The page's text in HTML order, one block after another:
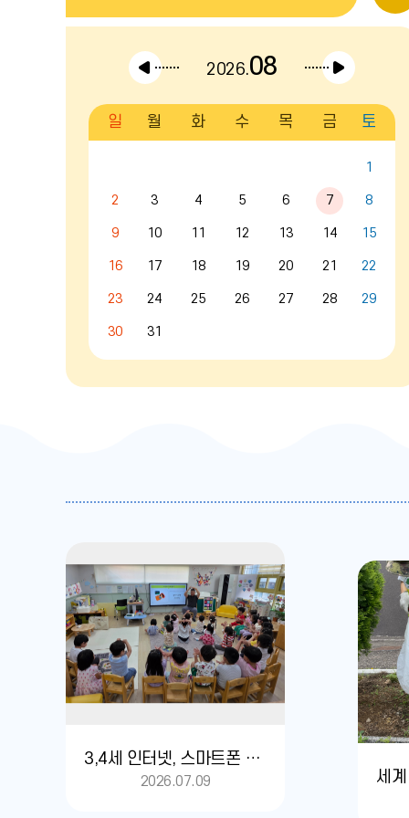
이전달 2026.08 다음달
일 월 화 수 목 금 토
1
2 3 4 5 6 7 8
9 10 11 12 13 14 15
16 17 18 19 20 21 22
23 24 25 26 27 28 29
30 31
3,4세 인터넷, 스마트폰 교육
2026.07.09